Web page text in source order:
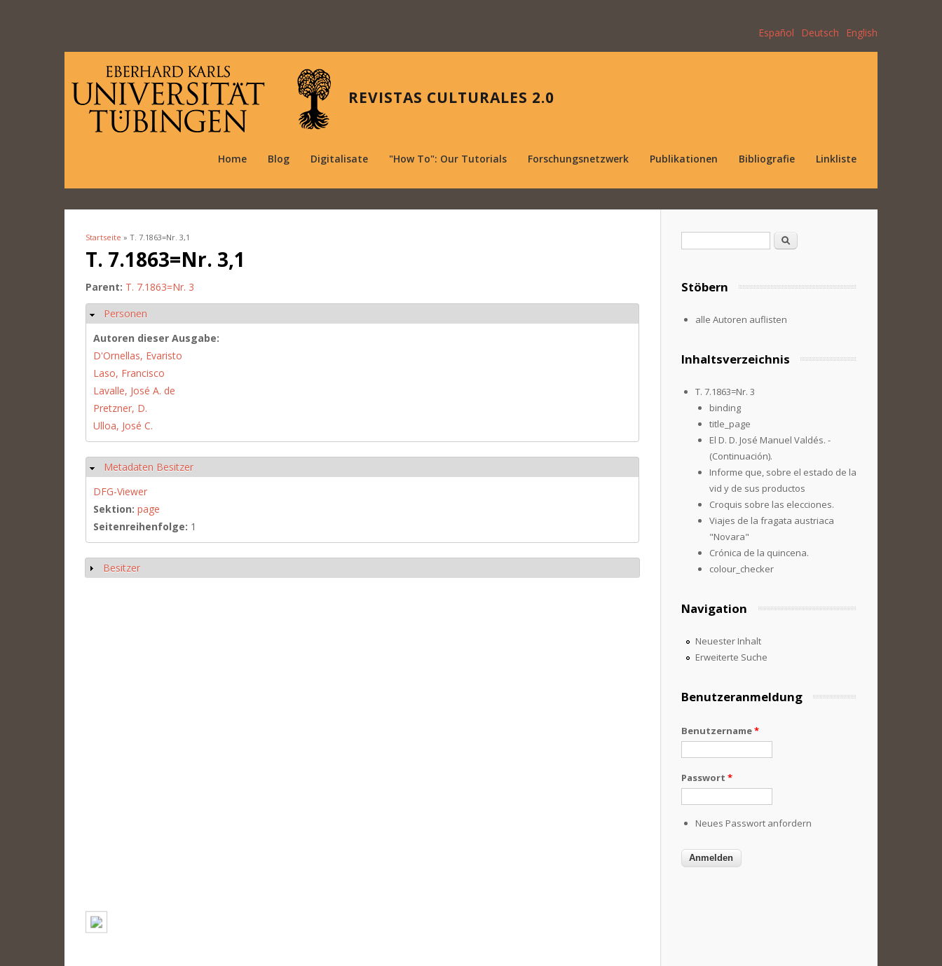
Español Deutsch English
REVISTAS CULTURALES 2.0
Home Blog Digitalisate "How To": Our Tutorials Forschungsnetzwerk Publikationen Bibliografie Linkliste
Sie sind hier
Startseite » T. 7.1863=Nr. 3,1
T. 7.1863=Nr. 3,1
Parent: T. 7.1863=Nr. 3
Ausblenden
Personen
Autoren dieser Ausgabe:
D'Ornellas, Evaristo
Laso, Francisco
Lavalle, José A. de
Pretzner, D.
Ulloa, José C.
Ausblenden
Metadaten Besitzer
DFG-Viewer
Sektion: page
Seitenreihenfolge: 1
Anzeigen
Besitzer
Suche
Stöbern
alle Autoren auflisten
Inhaltsverzeichnis
T. 7.1863=Nr. 3
binding
title_page
El D. D. José Manuel Valdés. -
(Continuación).
Informe que, sobre el estado de la
vid y de sus productos
Croquis sobre las elecciones.
Viajes de la fragata austriaca
"Novara"
Crónica de la quincena.
colour_checker
Navigation
Neuester Inhalt
Erweiterte Suche
Benutzeranmeldung
Benutzername*
Passwort *
Neues Passwort anfordern